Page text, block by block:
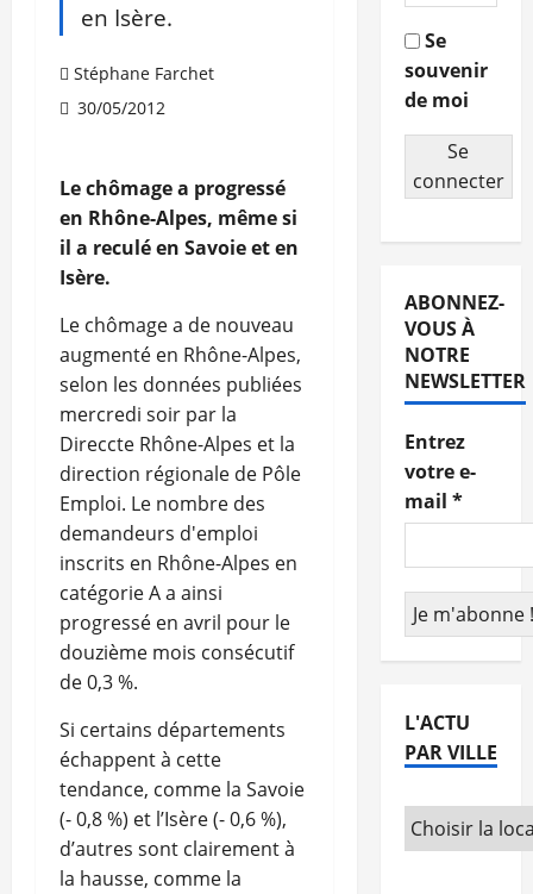
en Isère.
Stéphane Farchet
30/05/2012
Le chômage a progressé
en Rhône-Alpes, même si
il a reculé en Savoie et en
Isère.
Le chômage a de nouveau
augmenté en Rhône-Alpes,
selon les données publiées
mercredi soir par la
Direccte Rhône-Alpes et la
direction régionale de Pôle
Emploi. Le nombre des
demandeurs d'emploi
inscrits en Rhône-Alpes en
catégorie A a ainsi
progressé en avril pour le
douzième mois consécutif
de 0,3 %.
Si certains départements
échappent à cette
tendance, comme la Savoie
(- 0,8 %) et l’Isère (- 0,6 %),
d’autres sont clairement à
la hausse, comme la
Se
souvenir
de moi
Se
connecter
ABONNEZ-
VOUS À
NOTRE
NEWSLETTER
Entrez
votre e-
mail *
L'ACTU
PAR VILLE